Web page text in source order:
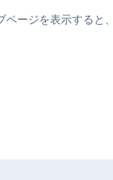
ージを表示すると